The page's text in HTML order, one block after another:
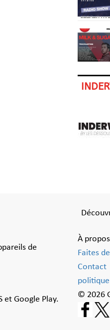
de
et Google Play.
À
Faites
Contact
© 2026